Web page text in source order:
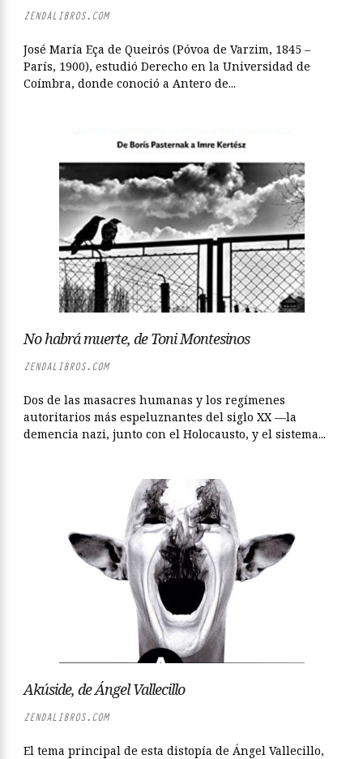
ZENDALIBROS.COM
José María Eça de Queirós (Póvoa de Varzim, 1845 –
París, 1900), estudió Derecho en la Universidad de
Coímbra, donde conoció a Antero de...
No habrá muerte, de Toni Montesinos
ZENDALIBROS.COM
Dos de las masacres humanas y los regímenes
autoritarios más espeluznantes del siglo XX —la
demencia nazi, junto con el Holocausto, y el sistema...
Akúside, de Ángel Vallecillo
ZENDALIBROS.COM
El tema principal de esta distopía de Ángel Vallecillo,